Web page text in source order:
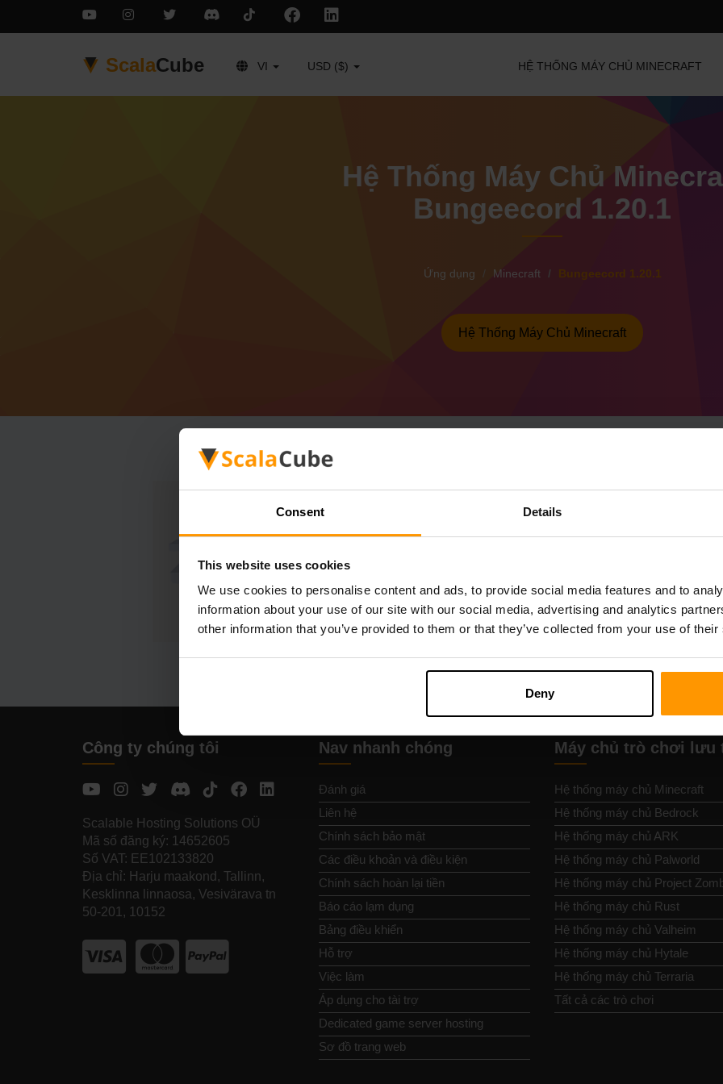
Consent Details
This website uses cookies
We use cookies to personalise content and ads, to provide social media features and to
information about your use of our site with our social media, advertising and analytics
other information that you’ve provided to them or that they’ve collected from your use of
Deny
ScalaCube VI USD ($) HỆ THỐNG MÁY CHỦ MINECRAFT
Hệ Thống Máy Chủ
Bungeecord 1.20.1
Ứng dụng Minecraft Bungeecord 1.20.1
Hệ Thống Máy Chủ Minecraft
Cách tạo Minecraft
chủ
của bạn → Máy chủ trò chơi → Thêm
Thích chơi trên máy chủ!
Công ty chúng tôi
Scalable Hosting Solutions OÜ
Mã số đăng ký: 14652605
Số VAT: EE102133820
Địa chỉ: Harju maakond, Tallinn,
Kesklinna linnaosa, Vesivärava tn
50-201, 10152
Nav nhanh chóng
Đánh giá
Liên hệ
Chính sách bảo mật
Các điều khoản và điều kiện
Chính sách hoàn lại tiền
Báo cáo lạm dụng
Bảng điều khiển
Hỗ trợ
Việc làm
Áp dụng cho tài trợ
Dedicated game server hosting
Sơ đồ trang web
Máy chủ trò chơi lưu
Hệ thống máy chủ Minecraft
Hệ thống máy chủ Bedrock
Hệ thống máy chủ ARK
Hệ thống máy chủ Palworld
Hệ thống máy chủ Project
Hệ thống máy chủ Rust
Hệ thống máy chủ Valheim
Hệ thống máy chủ Hytale
Hệ thống máy chủ Terraria
Tất cả các trò chơi